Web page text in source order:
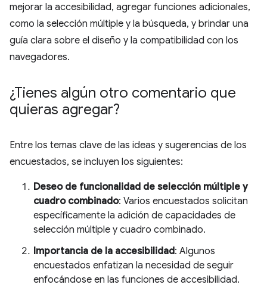
mejorar la accesibilidad, agregar funciones adicionales,
como la selección múltiple y la búsqueda, y brindar una
guía clara sobre el diseño y la compatibilidad con los
navegadores.
¿Tienes algún otro comentario que
quieras agregar?
Entre los temas clave de las ideas y sugerencias de los
encuestados, se incluyen los siguientes:
Deseo de funcionalidad de selección múltiple y
cuadro combinado: Varios encuestados solicitan
específicamente la adición de capacidades de
selección múltiple y cuadro combinado.
Importancia de la accesibilidad: Algunos
encuestados enfatizan la necesidad de seguir
enfocándose en las funciones de accesibilidad.